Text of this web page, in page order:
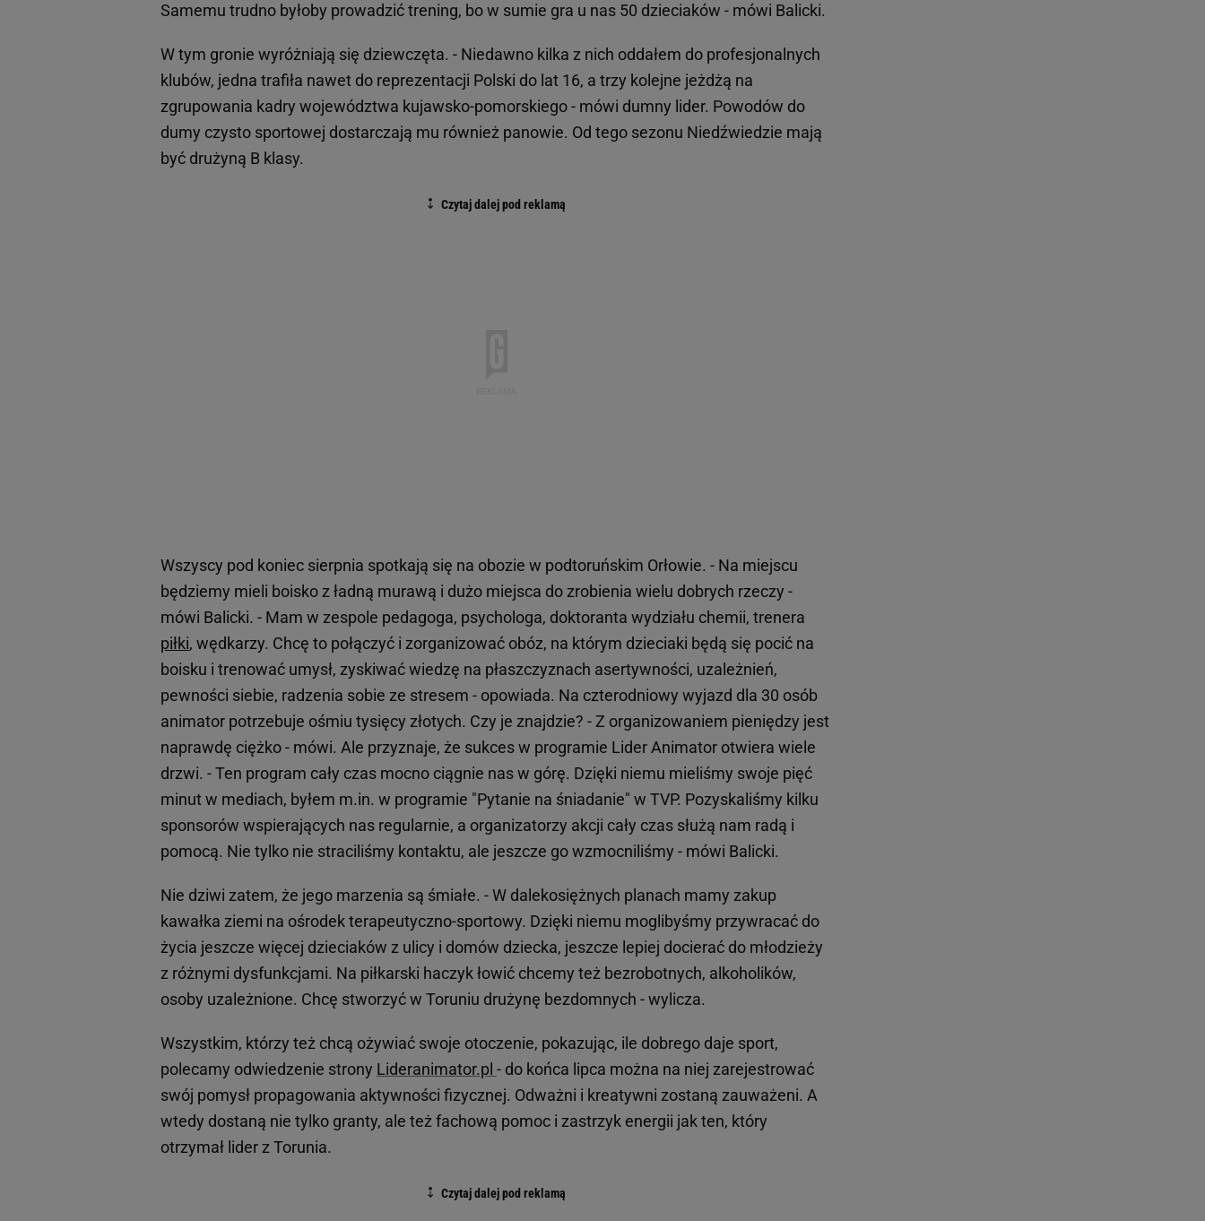
Samemu trudno byłoby prowadzić trening, bo w sumie gra u nas 50 dzieciaków - mówi Balicki.
W tym gronie wyróżniają się dziewczęta. - Niedawno kilka z nich oddałem do profesjonalnych
klubów, jedna trafiła nawet do reprezentacji Polski do lat 16, a trzy kolejne jeżdżą na
zgrupowania kadry województwa kujawsko-pomorskiego - mówi dumny lider. Powodów do
dumy czysto sportowej dostarczają mu również panowie. Od tego sezonu Niedźwiedzie mają
być drużyną B klasy.
Wszyscy pod koniec sierpnia spotkają się na obozie w podtoruńskim Orłowie. - Na miejscu
będziemy mieli boisko z ładną murawą i dużo miejsca do zrobienia wielu dobrych rzeczy -
mówi Balicki. - Mam w zespole pedagoga, psychologa, doktoranta wydziału chemii, trenera
piłki, wędkarzy. Chcę to połączyć i zorganizować obóz, na którym dzieciaki będą się pocić na
boisku i trenować umysł, zyskiwać wiedzę na płaszczyznach asertywności, uzależnień,
pewności siebie, radzenia sobie ze stresem - opowiada. Na czterodniowy wyjazd dla 30 osób
animator potrzebuje ośmiu tysięcy złotych. Czy je znajdzie? - Z organizowaniem pieniędzy jest
naprawdę ciężko - mówi. Ale przyznaje, że sukces w programie Lider Animator otwiera wiele
drzwi. - Ten program cały czas mocno ciągnie nas w górę. Dzięki niemu mieliśmy swoje pięć
minut w mediach, byłem m.in. w programie "Pytanie na śniadanie" w TVP. Pozyskaliśmy kilku
sponsorów wspierających nas regularnie, a organizatorzy akcji cały czas służą nam radą i
pomocą. Nie tylko nie straciliśmy kontaktu, ale jeszcze go wzmocniliśmy - mówi Balicki.
Nie dziwi zatem, że jego marzenia są śmiałe. - W dalekosiężnych planach mamy zakup
kawałka ziemi na ośrodek terapeutyczno-sportowy. Dzięki niemu moglibyśmy przywracać do
życia jeszcze więcej dzieciaków z ulicy i domów dziecka, jeszcze lepiej docierać do młodzieży
z różnymi dysfunkcjami. Na piłkarski haczyk łowić chcemy też bezrobotnych, alkoholików,
osoby uzależnione. Chcę stworzyć w Toruniu drużynę bezdomnych - wylicza.
Wszystkim, którzy też chcą ożywiać swoje otoczenie, pokazując, ile dobrego daje sport,
polecamy odwiedzenie strony Lideranimator.pl - do końca lipca można na niej zarejestrować
swój pomysł propagowania aktywności fizycznej. Odważni i kreatywni zostaną zauważeni. A
wtedy dostaną nie tylko granty, ale też fachową pomoc i zastrzyk energii jak ten, który
otrzymał lider z Torunia.